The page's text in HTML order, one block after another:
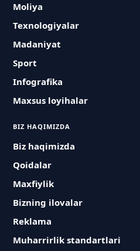
Moliya
Texnologiyalar
Madaniyat
Sport
Infografika
Maxsus loyihalar
BIZ HAQIMIZDA
Biz haqimizda
Qoidalar
Maxfiylik
Bizning ilovalar
Reklama
Muharrirlik standartlari